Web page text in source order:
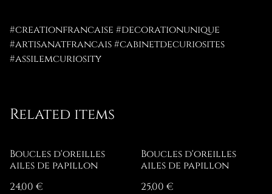
#creationfrancaise #decorationunique
#artisanatfrancais #cabinetdecuriosites
#assilemcuriosity
Related items
Boucles d'oreilles
ailes de papillon
24,00 €
Boucles d'oreilles
ailes de papillon
25,00 €